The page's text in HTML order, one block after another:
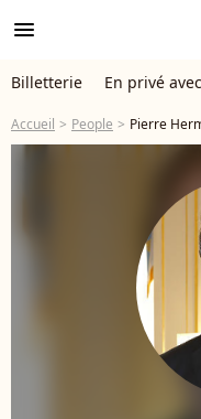
menu
Billetterie En privé avec
Accueil People Pierre